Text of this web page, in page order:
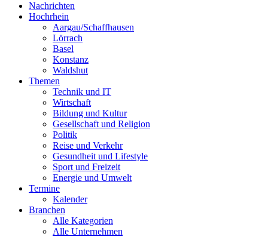
Nachrichten
Hochrhein
Aargau/Schaffhausen
Lörrach
Basel
Konstanz
Waldshut
Themen
Technik und IT
Wirtschaft
Bildung und Kultur
Gesellschaft und Religion
Politik
Reise und Verkehr
Gesundheit und Lifestyle
Sport und Freizeit
Energie und Umwelt
Termine
Kalender
Branchen
Alle Kategorien
Alle Unternehmen